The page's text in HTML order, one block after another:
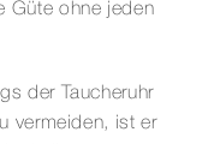
Güte ohne jeden
der Taucheruhr
vermeiden, ist er